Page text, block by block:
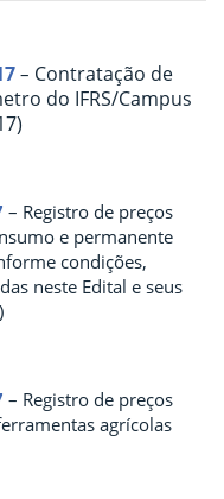
– Contratação de
do IFRS/Campus
– Registro de preços
e permanente
condições,
neste Edital e seus
– Registro de preços
agrícolas